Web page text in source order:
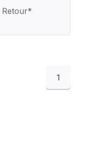
Retour*
1